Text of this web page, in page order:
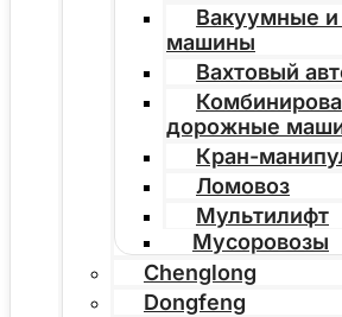
Вакуумные
машины
Вахтовый
дорожные
Кран-
Ломовоз
Мультилифт
Мусоровозы
Chenglong
Dongfeng